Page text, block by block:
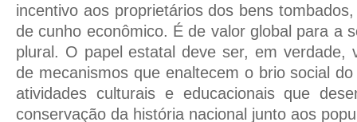
incentivo aos proprietários dos bens
de cunho econômico. É de valor global para a
plural. O papel estatal deve ser, em verdade,
de mecanismos que enaltecem o brio social
atividades culturais e educacionais que
conservação da história nacional junto aos